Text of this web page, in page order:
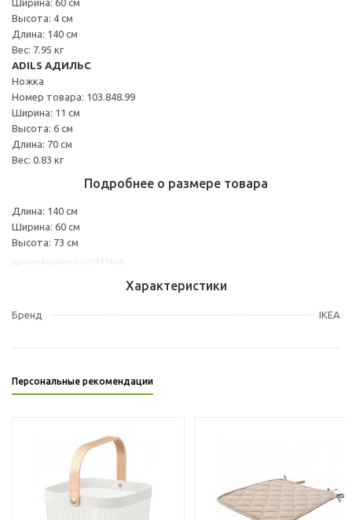
Высота: 4 см
Длина: 140 см
Вес: 7.95 кг
ADILS АДИЛЬС
Ножка
Номер товара: 103.848.99
Ширина: 11 см
Высота: 6 см
Длина: 70 см
Вес: 0.83 кг
Подробнее о размере товара
Длина: 140 см
Ширина: 60 см
Высота: 73 см
Характеристики
Бренд IKEA
Персональные рекомендации